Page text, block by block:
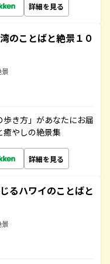
詳細を見る
のことばと絶景１０
き方」があなたにお届
癒やしの絶景集
詳細を見る
るハワイのことばと